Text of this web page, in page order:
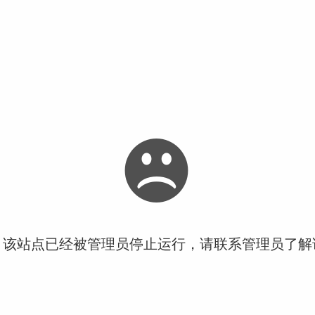
站点已经被管理员停止运行，请联系管理员了